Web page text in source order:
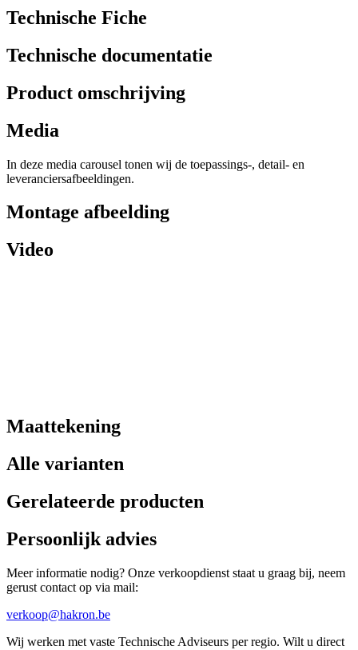
Technische Fiche
Technische documentatie
Product omschrijving
Media
In deze media carousel tonen wij de toepassings-, detail- en
leveranciersafbeeldingen.
Montage afbeelding
Video
Maattekening
Alle varianten
Gerelateerde producten
Persoonlijk advies
Meer informatie nodig? Onze verkoopdienst staat u graag bij, neem
gerust contact op via mail:
verkoop@hakron.be
Wij werken met vaste Technische Adviseurs per regio. Wilt u direct